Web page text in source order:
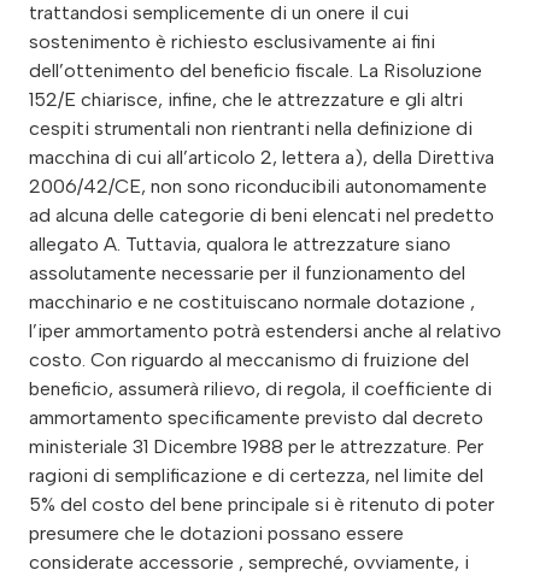
trattandosi semplicemente di un onere il cui
sostenimento è richiesto esclusivamente ai fini
dell’ottenimento del beneficio fiscale. La Risoluzione
152/E chiarisce, infine, che le attrezzature e gli altri
cespiti strumentali non rientranti nella definizione di
macchina di cui all’articolo 2, lettera a), della Direttiva
2006/42/CE, non sono riconducibili autonomamente
ad alcuna delle categorie di beni elencati nel predetto
allegato A. Tuttavia, qualora le attrezzature siano
assolutamente necessarie per il funzionamento del
macchinario e ne costituiscano normale dotazione ,
l’iper ammortamento potrà estendersi anche al relativo
costo. Con riguardo al meccanismo di fruizione del
beneficio, assumerà rilievo, di regola, il coefficiente di
ammortamento specificamente previsto dal decreto
ministeriale 31 Dicembre 1988 per le attrezzature. Per
ragioni di semplificazione e di certezza, nel limite del
5% del costo del bene principale si è ritenuto di poter
presumere che le dotazioni possano essere
considerate accessorie , sempreché, ovviamente, i